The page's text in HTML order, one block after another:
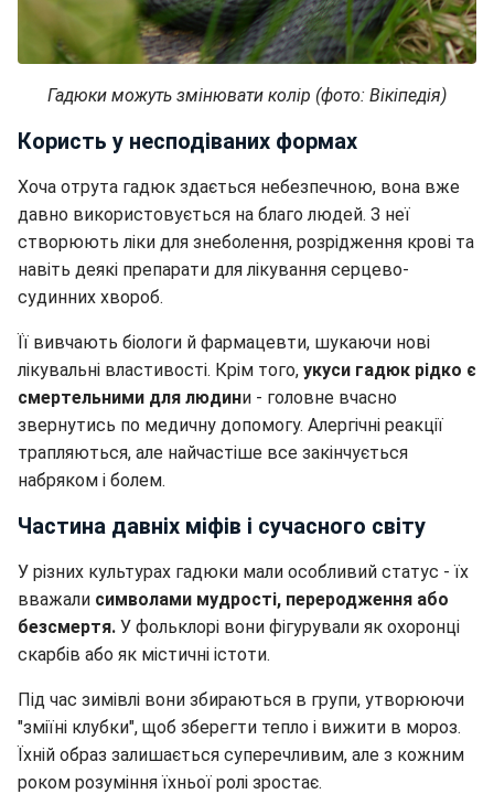
Гадюки можуть змінювати колір (фото: Вікіпедія)
Користь у несподіваних формах
Хоча отрута гадюк здається небезпечною, вона вже
давно використовується на благо людей. З неї
створюють ліки для знеболення, розрідження крові та
навіть деякі препарати для лікування серцево-
судинних хвороб.
Її вивчають біологи й фармацевти, шукаючи нові
лікувальні властивості. Крім того, укуси гадюк рідко є
смертельними для людини - головне вчасно
звернутись по медичну допомогу. Алергічні реакції
трапляються, але найчастіше все закінчується
набряком і болем.
Частина давніх міфів і сучасного світу
У різних культурах гадюки мали особливий статус - їх
вважали символами мудрості, переродження або
безсмертя. У фольклорі вони фігурували як охоронці
скарбів або як містичні істоти.
Під час зимівлі вони збираються в групи, утворюючи
"зміїні клубки", щоб зберегти тепло і вижити в мороз.
Їхній образ залишається суперечливим, але з кожним
роком розуміння їхньої ролі зростає.